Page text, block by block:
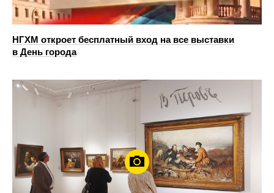
НГХМ откроет бесплатный вход на все выставки
в День города